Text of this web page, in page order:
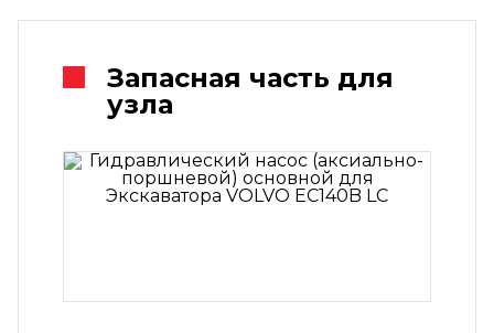
Запасная часть для
узла